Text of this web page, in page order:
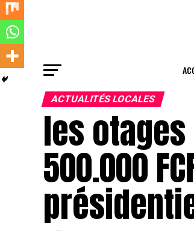
ACTUALITÉS LOCALES
les
500.000